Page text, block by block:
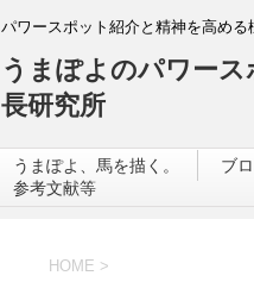
パワースポット紹介と精神を高める
うまぽよのパワー
長研究所
うまぽよ、馬を描く。 ブ
参考文献等
HOME >